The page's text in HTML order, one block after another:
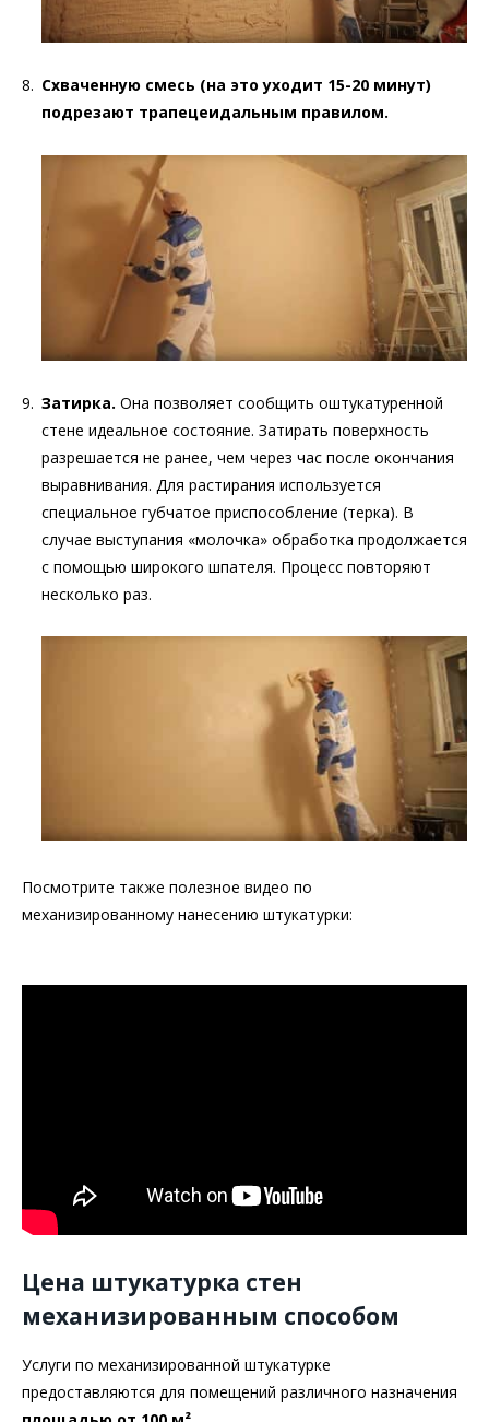
Схваченную смесь (на это уходит 15-20 минут)
подрезают трапецеидальным правилом.
Затирка. Она позволяет сообщить оштукатуренной
стене идеальное состояние. Затирать поверхность
разрешается не ранее, чем через час после окончания
выравнивания. Для растирания используется
специальное губчатое приспособление (терка). В
случае выступания «молочка» обработка продолжается
с помощью широкого шпателя. Процесс повторяют
несколько раз.
Посмотрите также полезное видео по
механизированному нанесению штукатурки:
Цена штукатурка стен
механизированным способом
Услуги по механизированной штукатурке
предоставляются для помещений различного назначения